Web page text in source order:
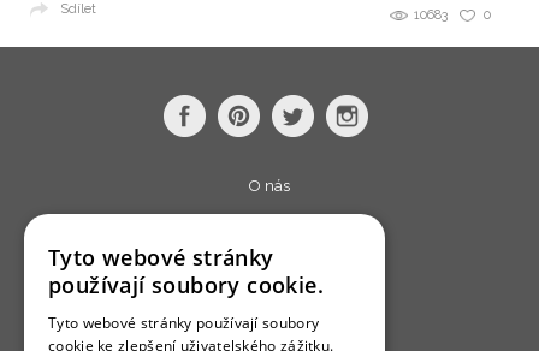
0
10683
Sdílet
O nás
Jak se zapojit?
Uživatelské podmínky
Ochrana osobních údajú
Tyto webové stránky
používají soubory cookie.
Tyto webové stránky používají soubory
cookie ke zlepšení uživatelského zážitku.